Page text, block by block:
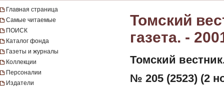
Главная страница
Самые читаемые
ПОИСК
Каталог фонда
Газеты и журналы
Коллекции
Персоналии
Издатели
Томский
газета. -
Томский
№ 205 (2523) (2